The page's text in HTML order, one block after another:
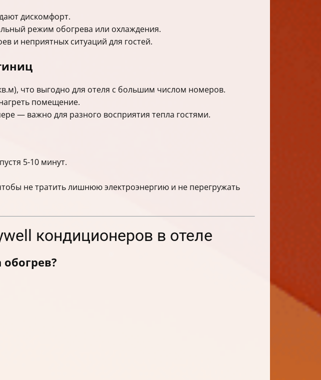
дискомфорт.
режим обогрева или охлаждения.
и неприятных ситуаций для гостей.
что выгодно для отеля с большим числом номеров.
помещение.
— важно для разного восприятия тепла гостями.
5-10 минут.
не тратить лишнюю электроэнергию и не перегружать
кондиционеров в отеле